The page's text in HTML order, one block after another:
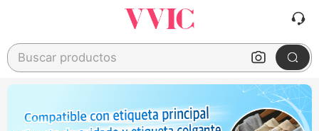
Buscar productos